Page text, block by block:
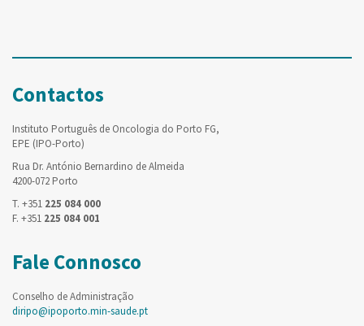
Contactos
Instituto Português de Oncologia do Porto FG,
EPE (IPO-Porto)
Rua Dr. António Bernardino de Almeida
4200-072 Porto
T. +351 225 084 000
F. +351 225 084 001
Fale Connosco
Conselho de Administração
diripo@ipoporto.min-saude.pt